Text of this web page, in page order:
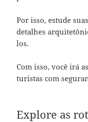
Por isso, estude
detalhes
los.
Com isso, você irá
turistas com
Explore as